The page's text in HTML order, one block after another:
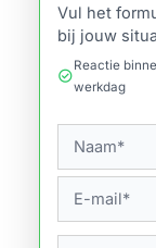
Vul het
bij jouw
check_circle
Reactie
werkdag